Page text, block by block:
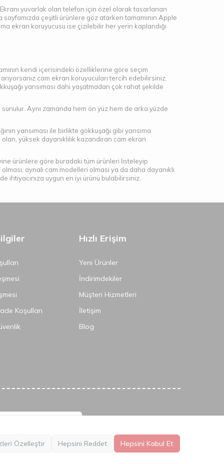
yuvarlak olan telefon için özel olarak tasarlanan
çeşitli ürünlere göz atarken tamamının Apple
ekran koruyucusu ise çizilebilir her yerin kaplandığı
kendi içerisindeki özelliklerine göre seçim
cam ekran koruyucuları tercih edebilirsiniz.
yansıması dahi yaşatmadan çok rahat şekilde
Aynı zamanda hem ön yüz hem de arka yüzde
yansıması ile birlikte gökkuşağı gibi yansıma
yüksek dayanıklılık kazandıran cam ekran
ürünlere göre buradaki tüm ürünleri listeleyip
aynalı cam modelleri olması ya da daha dayanıklı
uygun en iyi ürünü bulabilirsiniz.
Koşulları
Hızlı Erişim
Yeni Ürünler
İndirimdekiler
Müşteri Hizmetleri
İletişim
Blog
Özelleştir Hepsini Reddet Hepsini Kabul Et